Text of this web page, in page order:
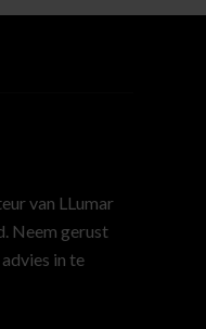
van LLumar
Neem gerust
in te